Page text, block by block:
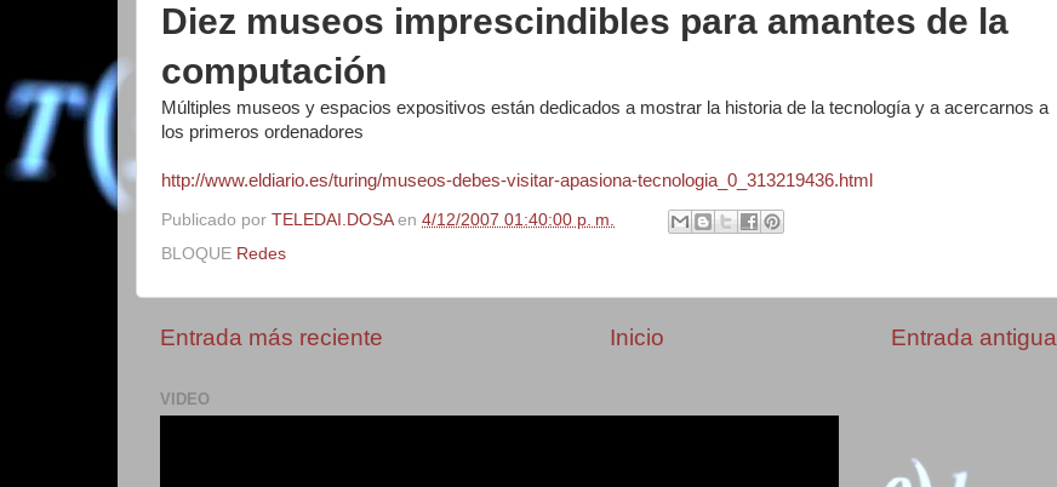
Diez museos imprescindibles para amantes de la
computación
Múltiples museos y espacios expositivos están dedicados a mostrar la historia de la tecnología y a acercarnos a
los primeros ordenadores
http://www.eldiario.es/turing/museos-debes-visitar-apasiona-tecnologia_0_313219436.html
Publicado por TELEDAI.DOSA en 4/12/2007 01:40:00 p. m.
BLOQUE Redes
Entrada más reciente Entrada antigua
Inicio
VIDEO